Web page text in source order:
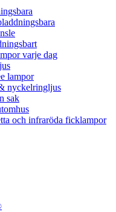
varje dag
lampor
nyckelringljus
sak
och infraröda ficklampor